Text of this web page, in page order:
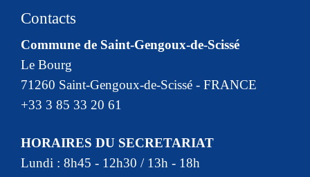
Contacts
Commune de Saint-Gengoux-de-Scissé
Le Bourg
71260 Saint-Gengoux-de-Scissé - FRANCE
+33 3 85 33 20 61
HORAIRES DU SECRETARIAT
Lundi : 8h45 - 12h30 / 13h - 18h